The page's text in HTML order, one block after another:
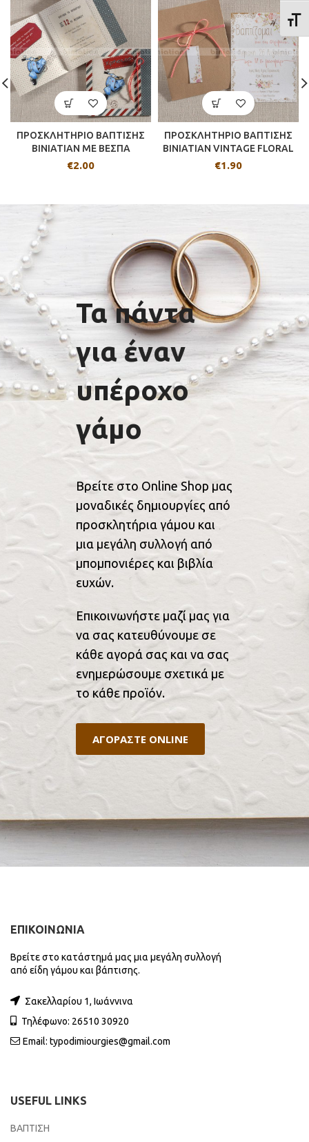
ΠΡΟΣΚΛΗΤΗΡΙΟ ΒΑΠΤΙΣΗΣ
BINIATIAN ME ΒΕΣΠΑ
€2.00
ΠΡΟΣΚΛΗΤΗΡΙΟ ΒΑΠΤΙΣΗΣ
BINIATIAN VINTAGE FLORAL
€1.90
Τα πάντα
για έναν
υπέροχο
γάμο
Βρείτε στο Online Shop μας
μοναδικές δημιουργίες από
προσκλητήρια γάμου και
μια μεγάλη συλλογή από
μπομπονιέρες και βιβλία
ευχών.
Επικοινωνήστε μαζί μας για
να σας κατευθύνουμε σε
κάθε αγορά σας και να σας
ενημερώσουμε σχετικά με
το κάθε προϊόν.
ΑΓΟΡΑΣΤΕ ONLINE
ΕΠΙΚΟΙΝΩΝΙΑ
Βρείτε στο κατάστημά μας μια μεγάλη συλλογή
από είδη γάμου και βάπτισης.
Σακελλαρίου 1, Ιωάννινα
Τηλέφωνο: 26510 30920
Email: typodimiourgies@gmail.com
USEFUL LINKS
ΒΑΠΤΙΣΗ